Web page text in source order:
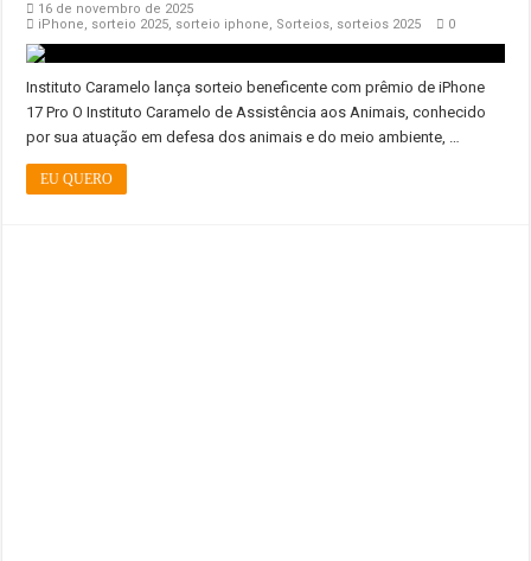
16 de novembro de 2025
iPhone, sorteio 2025, sorteio iphone, Sorteios, sorteios 2025 0
Instituto Caramelo lança sorteio beneficente com prêmio de iPhone
17 Pro O Instituto Caramelo de Assistência aos Animais, conhecido
por sua atuação em defesa dos animais e do meio ambiente, …
EU QUERO